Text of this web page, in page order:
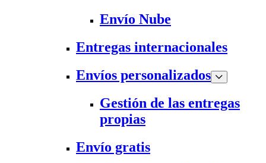
Envío Nube
Entregas internacionales
Envíos personalizados
Gestión de las entregas
propias
Envío gratis